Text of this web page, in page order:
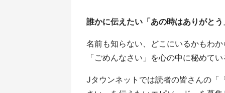
誰かに伝えたい「あの時はありがと
名前も知らない、どこにいるかもわ
「ごめんなさい」を心の中に秘めて
Jタウンネットでは読者の皆さんの「